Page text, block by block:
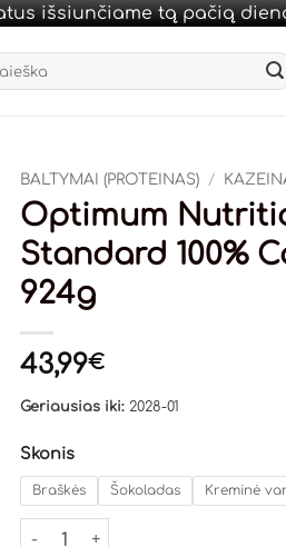
išsiunčiame tą pačią
BALTYMAI (PROTEINAS) /
Optimum
Standard 100%
924g
43,99€
Geriausias iki: 2028-01
Skonis
Braškės Šokoladas Kreminė
produkto kiekis: Optimum